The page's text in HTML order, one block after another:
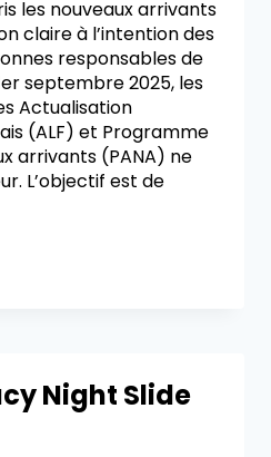
les nouveaux arrivants
claire à l’intention des
responsables de
septembre 2025, les
Actualisation
(ALF) et Programme
arrivants (PANA) ne
L’objectif est de
Night Slide